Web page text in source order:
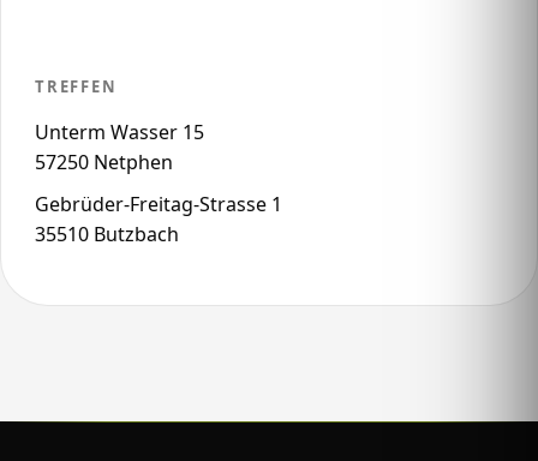
TREFFEN
Unterm Wasser 15
57250 Netphen
Gebrüder-Freitag-Strasse 1
35510 Butzbach